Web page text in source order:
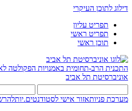
דילוג לתוכן העיקרי
תפריט עליון
תפריט ראשי
תוכן ראשי
התכנית הרב-תחומית באמנויות הפקולטה
אוניברסיטת תל אביב
מערכת פניותאזור אישי לסטודנטים.יות